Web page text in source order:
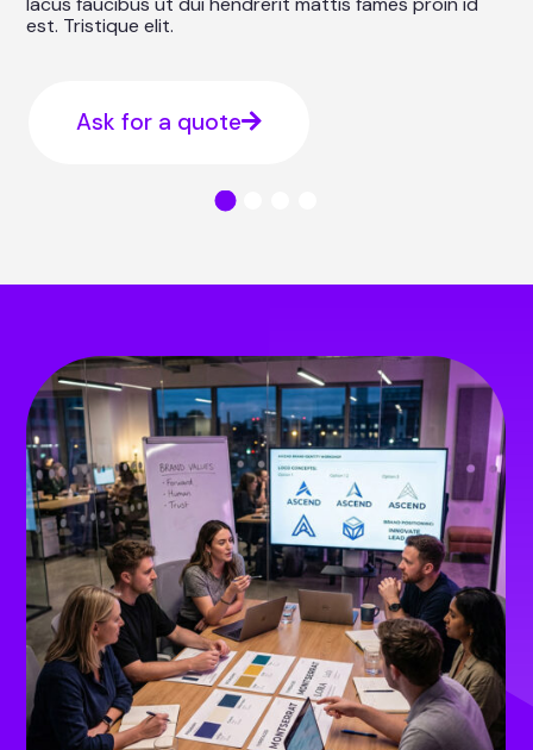
est. Tristique elit.
Ask for a quote